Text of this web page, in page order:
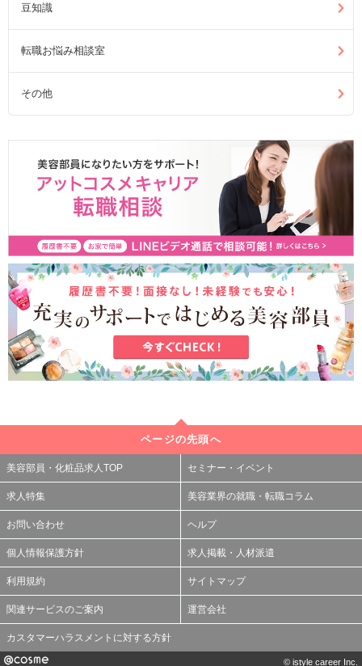
豆知識
転職お悩み相談室
その他
ページの先頭へ
美容部員・化粧品求人TOP セミナー・イベント
求人特集 美容業界の就職・転職コラム
お問い合わせ ヘルプ
個人情報保護方針 求人掲載・人材派遣
利用規約 サイトマップ
関連サービスのご案内 運営会社
カスタマーハラスメントに対する方針
© istyle career Inc.